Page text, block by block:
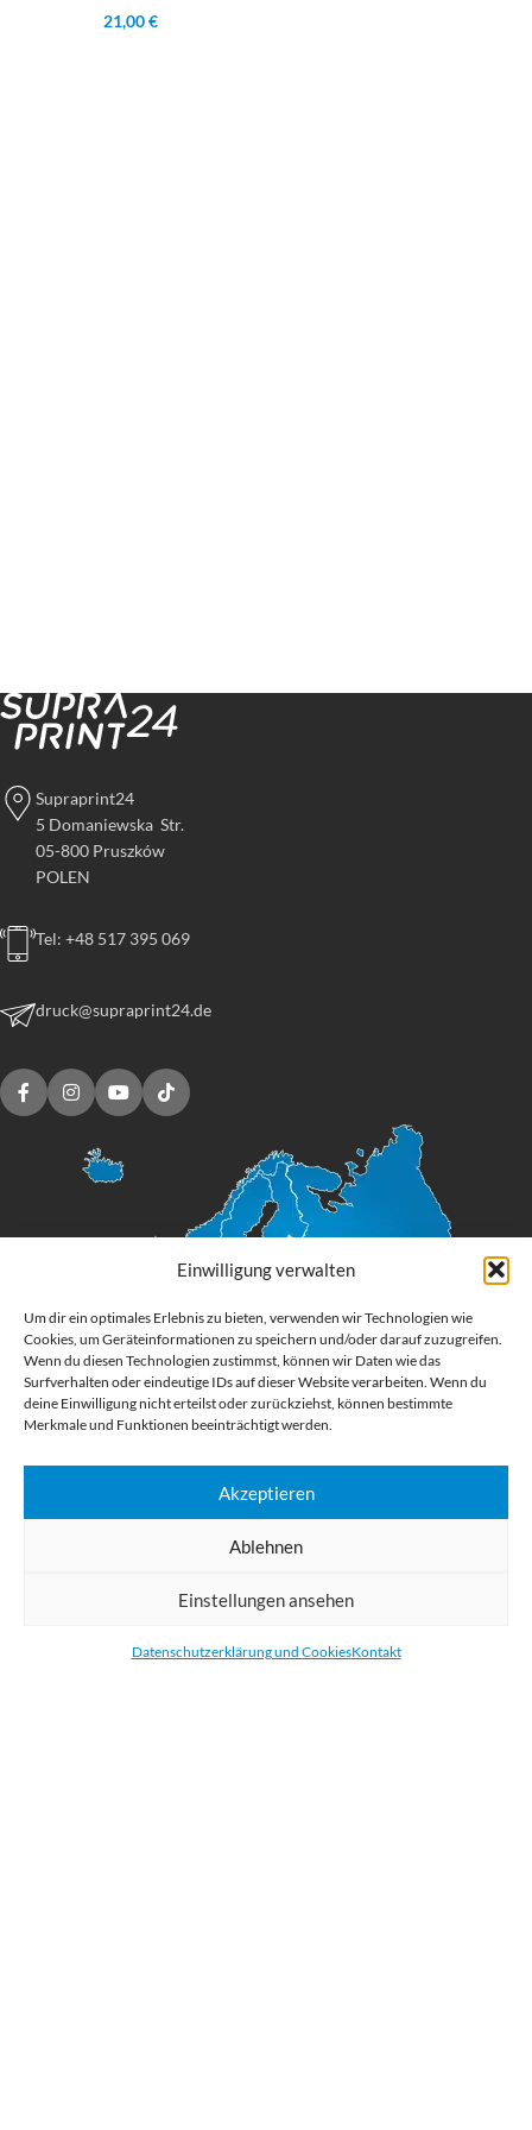
Einwilligung verwalten
Um dir ein optimales Erlebnis zu bieten, verwenden wir Technologien wie
Cookies, um Geräteinformationen zu speichern und/oder darauf zuzugreifen.
Wenn du diesen Technologien zustimmst, können wir Daten wie das
Surfverhalten oder eindeutige IDs auf dieser Website verarbeiten. Wenn du
deine Einwilligung nicht erteilst oder zurückziehst, können bestimmte
Merkmale und Funktionen beeinträchtigt werden.
Akzeptieren
Ablehnen
Einstellungen ansehen
Datenschutzerklärung und CookiesKontakt
21,00 €
Supraprint24
5 Domaniewska Str.
05-800 Pruszków
POLEN
Tel: +48 517 395 069
druck@supraprint24.de
Digital Großformatdruck
Bestellen Sie gedruckte Werbemittel online für Ihr Unternehmen. Wir
und Aufkleber. Wir liefern unsere Druckprodukte Deutschland,